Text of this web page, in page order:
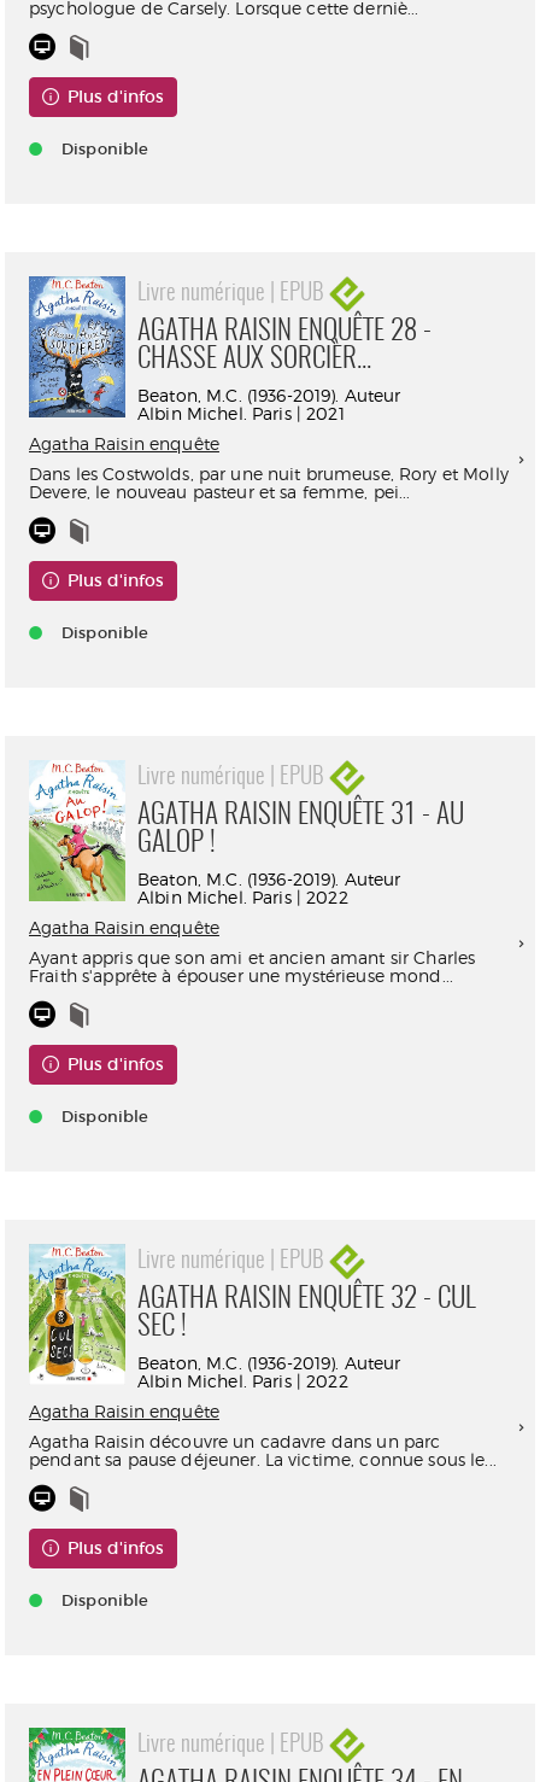
psychologue de Carsely. Lorsque cette derniè...
Plus d'infos
Disponible
Livre numérique | EPUB
AGATHA RAISIN ENQUÊTE 28 -
CHASSE AUX SORCIÈR...
Beaton, M.C. (1936-2019). Auteur
Albin Michel. Paris | 2021
Agatha Raisin enquête
Dans les Costwolds, par une nuit brumeuse, Rory et Molly
Devere, le nouveau pasteur et sa femme, pei...
Plus d'infos
Disponible
Livre numérique | EPUB
AGATHA RAISIN ENQUÊTE 31 - AU
GALOP !
Beaton, M.C. (1936-2019). Auteur
Albin Michel. Paris | 2022
Agatha Raisin enquête
Ayant appris que son ami et ancien amant sir Charles
Fraith s'apprête à épouser une mystérieuse mond...
Plus d'infos
Disponible
Livre numérique | EPUB
AGATHA RAISIN ENQUÊTE 32 - CUL
SEC !
Beaton, M.C. (1936-2019). Auteur
Albin Michel. Paris | 2022
Agatha Raisin enquête
Agatha Raisin découvre un cadavre dans un parc
pendant sa pause déjeuner. La victime, connue sous le...
Plus d'infos
Disponible
Livre numérique | EPUB